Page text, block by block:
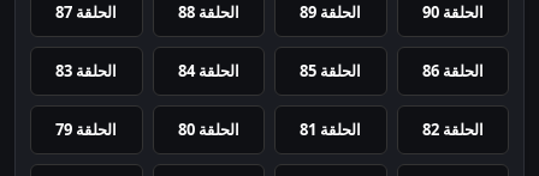
الحلقة 90 الحلقة 89 الحلقة 88 الحلقة 87
الحلقة 86 الحلقة 85 الحلقة 84 الحلقة 83
الحلقة 82 الحلقة 81 الحلقة 80 الحلقة 79